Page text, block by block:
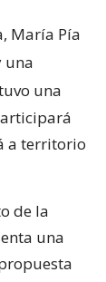
María Pía
una
una
a territorio
de la
una